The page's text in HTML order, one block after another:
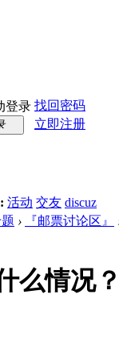
登录 找回密码
立即注册
活动 交友 discuz
› 『邮票讨论区』
么情况？